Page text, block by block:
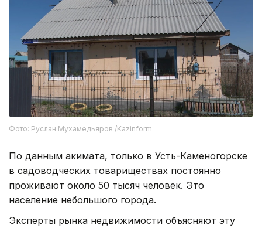
Фото: Руслан Мухамедьяров /Kazinform
По данным акимата, только в Усть-Каменогорске
в садоводческих товариществах постоянно
проживают около 50 тысяч человек. Это
население небольшого города.
Эксперты рынка недвижимости объясняют эту